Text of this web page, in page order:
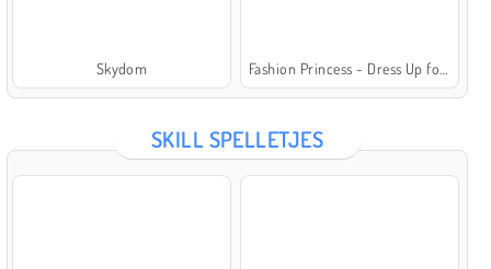
Skydom Fashion Princess - Dress Up for Girls
SKILL SPELLETJES